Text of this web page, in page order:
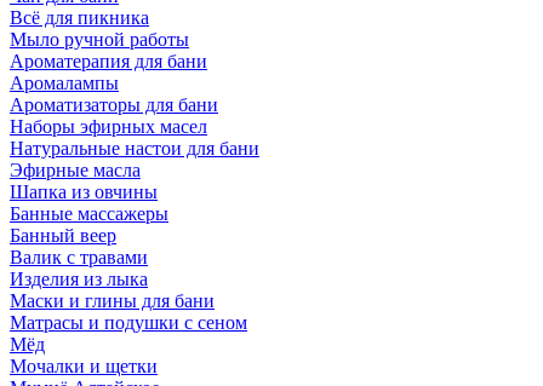
Всё для пикника
Мыло ручной работы
Ароматерапия для бани
Аромалампы
Ароматизаторы для бани
Наборы эфирных масел
Натуральные настои для бани
Эфирные масла
Шапка из овчины
Банные массажеры
Банный веер
Валик с травами
Изделия из лыка
Маски и глины для бани
Матрасы и подушки с сеном
Мёд
Мочалки и щетки